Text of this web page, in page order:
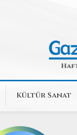
Kültür Sanat